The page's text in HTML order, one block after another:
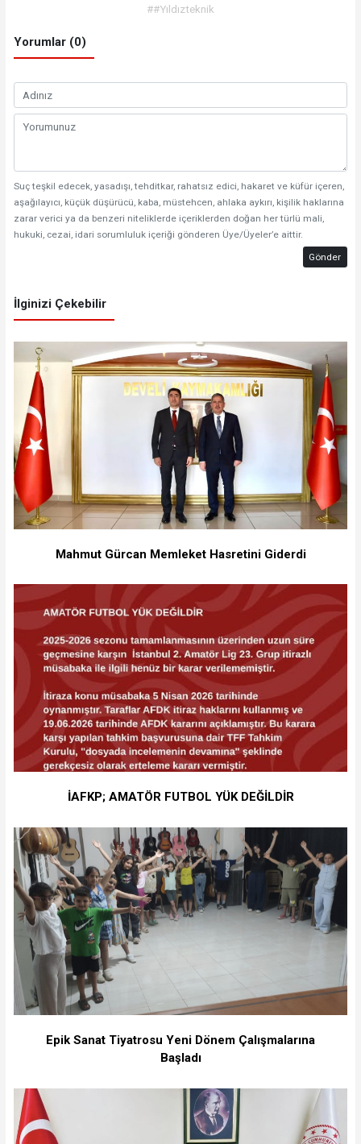
##Yıldızteknik
Yorumlar (0)
Suç teşkil edecek, yasadışı, tehditkar, rahatsız edici, hakaret ve küfür içeren,
aşağılayıcı, küçük düşürücü, kaba, müstehcen, ahlaka aykırı, kişilik haklarına
zarar verici ya da benzeri niteliklerde içeriklerden doğan her türlü mali,
hukuki, cezai, idari sorumluluk içeriği gönderen Üye/Üyeler’e aittir.
Gönder
İlginizi Çekebilir
Mahmut Gürcan Memleket Hasretini Giderdi
İAFKP; AMATÖR FUTBOL YÜK DEĞİLDİR
Epik Sanat Tiyatrosu Yeni Dönem Çalışmalarına
Başladı